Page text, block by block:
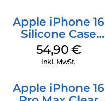
Apple iPhone 16
Silicone Case
MagSafe Black
54,90 €
inkl. MwSt.
Apple iPhone 16